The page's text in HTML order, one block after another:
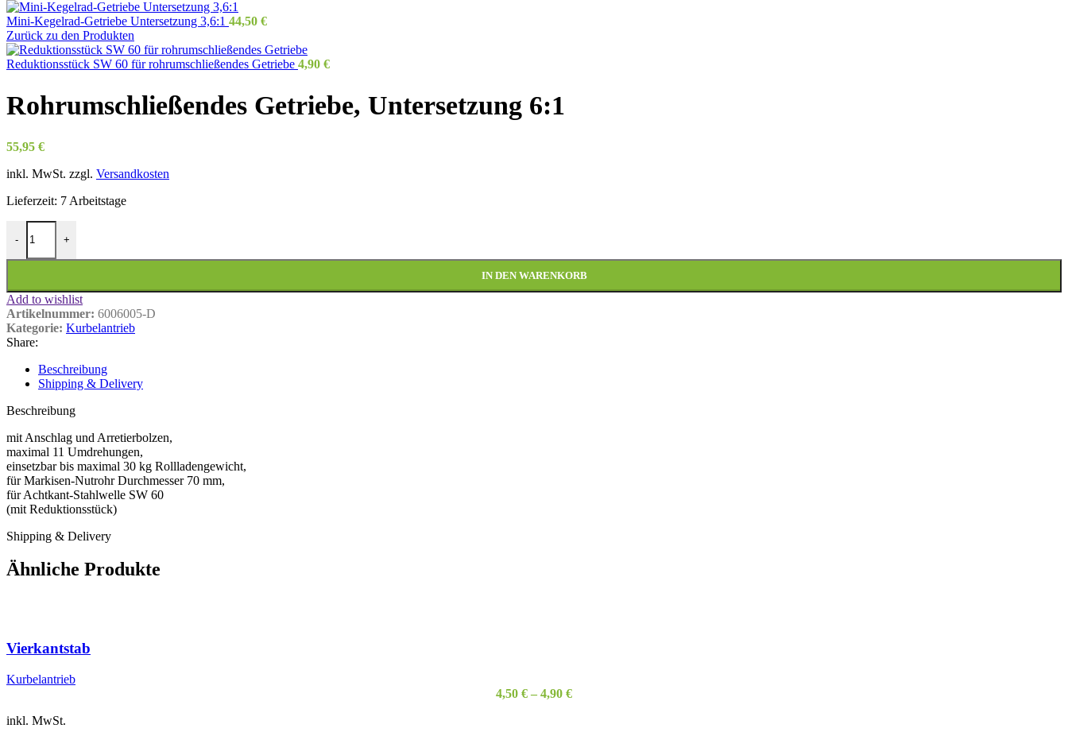
Mini-Kegelrad-Getriebe Untersetzung 3,6:1 44,50 €
Zurück zu den Produkten
Reduktionsstück SW 60 für rohrumschließendes Getriebe 4,90 €
Rohrumschließendes Getriebe, Untersetzung 6:1
55,95 €
inkl. MwSt. zzgl. Versandkosten
Lieferzeit: 7 Arbeitstage
-
Rohrumschließendes Getriebe, Untersetzung 6:1 Menge
+
IN DEN WARENKORB
Add to wishlist
Artikelnummer: 6006005-D
Kategorie: Kurbelantrieb
Share:
Beschreibung
Shipping & Delivery
Beschreibung
mit Anschlag und Arretierbolzen,
maximal 11 Umdrehungen,
einsetzbar bis maximal 30 kg Rollladengewicht,
für Markisen-Nutrohr Durchmesser 70 mm,
für Achtkant-Stahlwelle SW 60
(mit Reduktionsstück)
Shipping & Delivery
Ähnliche Produkte
Vierkantstab
Kurbelantrieb
4,50 € – 4,90 €
inkl. MwSt.